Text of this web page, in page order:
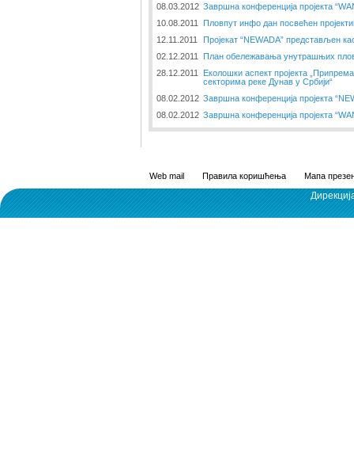
08.03.2012 Завршна конференција пројекта
10.08.2011
Пловпут инфо дан посвећен
12.11.2011
Пројекат “NEWADA” представљен
02.12.2011
План обележавања унутрашњих
28.12.2011
Еколошки аспект пројекта
секторима реке Дунав у Србији“
08.02.2012 Завршна конференција пројекта
08.02.2012 Завршна конференција пројекта
Web mail Правила коришћења Мапа